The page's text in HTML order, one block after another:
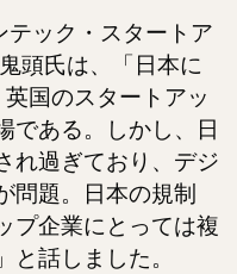
ック・スタートア
頭氏は、「日本に
国のスタートアッ
である。しかし、日
れ過ぎており、デジ
問題。日本の規制
プ企業にとっては複
話しました。